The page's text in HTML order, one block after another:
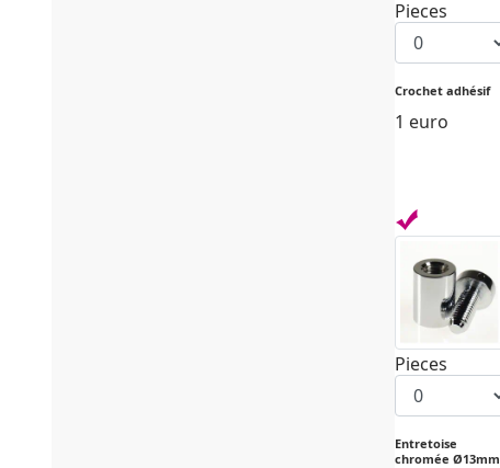
Pieces
Crochet adhésif
1 euro
Pieces
Entretoise
chromée Ø13mm